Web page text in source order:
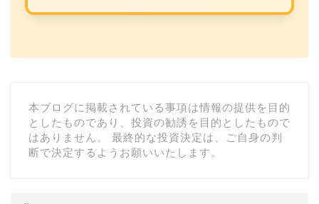
本ブログに掲載されている事項は情報の提供を目的
としたものであり、投資の勧誘を目的としたもので
はありません。 最終的な投資決定は、ご自身の判
断で決定するようお願いいたします。